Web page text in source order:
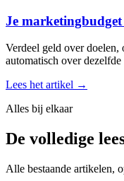
Je
Verdeel geld over doelen,
automatisch over dezelfde
Lees het artikel →
Alles bij elkaar
De volledige
Alle bestaande artikelen,